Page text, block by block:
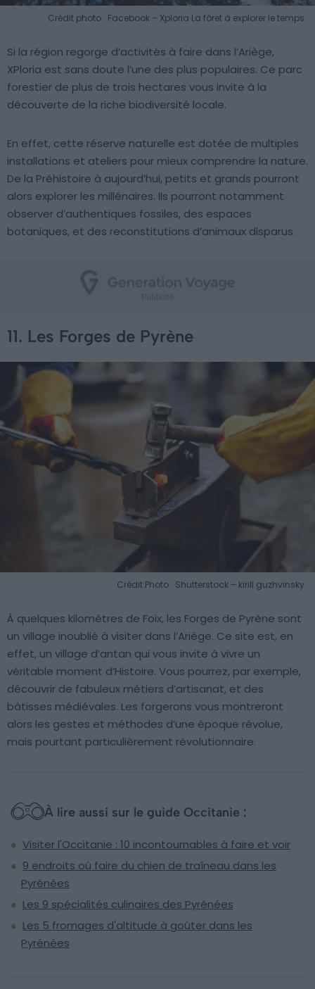
Crédit photo : Facebook – Xploria La fôret à explorer le temps
Si la région regorge d’activités à faire dans l’Ariège,
XPloria est sans doute l’une des plus populaires. Ce parc
forestier de plus de trois hectares vous invite à la
découverte de la riche biodiversité locale.
En effet, cette réserve naturelle est dotée de multiples
installations et ateliers pour mieux comprendre la nature.
De la Préhistoire à aujourd’hui, petits et grands pourront
alors explorer les millénaires. Ils pourront notamment
observer d’authentiques fossiles, des espaces
botaniques, et des reconstitutions d’animaux disparus.
11. Les Forges de Pyrène
Crédit Photo : Shutterstock – kirill guzhvinsky
À quelques kilomètres de Foix, les Forges de Pyrène sont
un village inoublié à visiter dans l’Ariège. Ce site est, en
effet, un village d’antan qui vous invite à vivre un
véritable moment d’Histoire. Vous pourrez, par exemple,
découvrir de fabuleux métiers d’artisanat, et des
bâtisses médiévales. Les forgerons vous montreront
alors les gestes et méthodes d’une époque révolue,
mais pourtant particulièrement révolutionnaire.
À lire aussi sur le guide Occitanie :
Visiter l'Occitanie : 10 incontournables à faire et voir
9 endroits où faire du chien de traîneau dans les
Pyrénées
Les 9 spécialités culinaires des Pyrénées
Les 5 fromages d'altitude à goûter dans les
Pyrénées